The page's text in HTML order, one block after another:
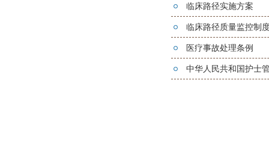
临床路径实施方案
临床路径质量监控制
医疗事故处理条例
中华人民共和国护士